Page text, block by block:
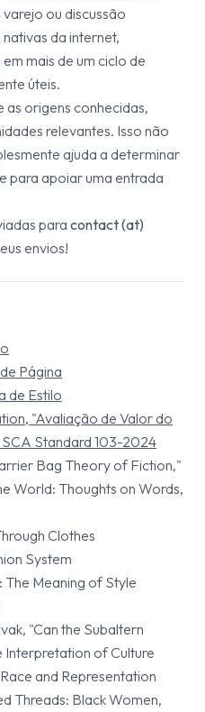
ou discussão
da internet,
mais de um ciclo de
úteis.
as origens conhecidas,
relevantes. Isso não
ajuda a determinar
para apoiar uma entrada
para contact (at)
envios!
Página
de Estilo
"Avaliação de Valor do
Standard 103-2024
Bag Theory of Fiction,"
World: Thoughts on Words,
Clothes
System
The Meaning of Style
"Can the Subaltern
Interpretation of Culture
and Representation
Threads: Black Women,